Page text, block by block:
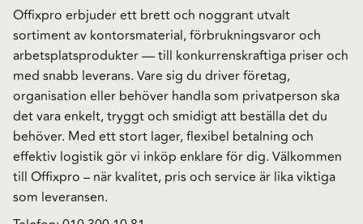
Offixpro erbjuder ett brett och noggrant utvalt
sortiment av kontorsmaterial, förbrukningsvaror och
arbetsplatsprodukter — till konkurrenskraftiga priser och
med snabb leverans. Vare sig du driver företag,
organisation eller behöver handla som privatperson ska
det vara enkelt, tryggt och smidigt att beställa det du
behöver. Med ett stort lager, flexibel betalning och
effektiv logistik gör vi inköp enklare för dig. Välkommen
till Offixpro – när kvalitet, pris och service är lika viktiga
som leveransen.